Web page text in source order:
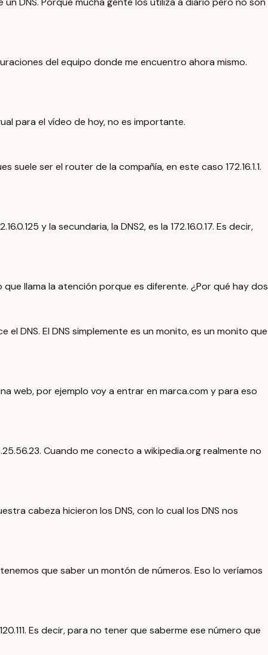
del equipo donde me encuentro ahora mismo.
para el vídeo de hoy, no es importante.
ser el router de la compañía, en este caso 172.16.1.1.
y la secundaria, la DNS2, es la 172.16.0.17. Es decir,
llama la atención porque es diferente. ¿Por qué hay dos
DNS. El DNS simplemente es un monito, es un monito que
web, por ejemplo voy a entrar en marca.com y para eso
Cuando me conecto a wikipedia.org realmente no
cabeza hicieron los DNS, con lo cual los DNS nos
que saber un montón de números. Eso lo veríamos
Es decir, para no tener que saberme ese número que